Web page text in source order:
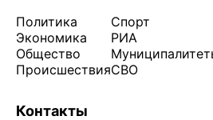
Политика
Экономика
Общество
Происшествия
Спорт
РИА
СВО
Контакты